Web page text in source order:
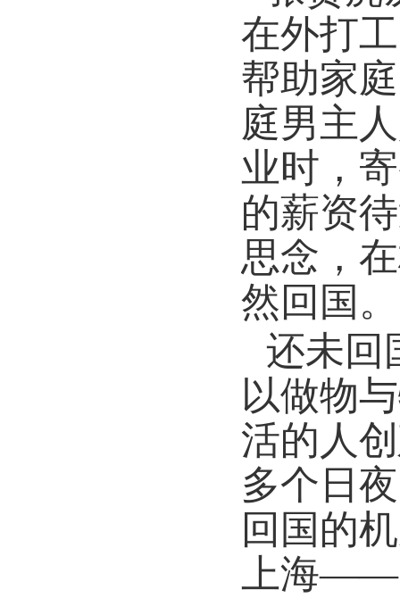
在外打
帮助家
庭男主
业时，
的薪资
思念，
然回国。
还未回
以做物
活的人
多个日
回国的
上海——